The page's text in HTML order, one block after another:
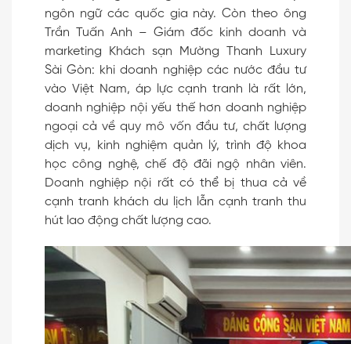
ngôn ngữ các quốc gia này. Còn theo ông
Trần Tuấn Anh – Giám đốc kinh doanh và
marketing Khách sạn Mường Thanh Luxury
Sài Gòn: khi doanh nghiệp các nước đầu tư
vào Việt Nam, áp lực cạnh tranh là rất lớn,
doanh nghiệp nội yếu thế hơn doanh nghiệp
ngoại cả về quy mô vốn đầu tư, chất lượng
dịch vụ, kinh nghiệm quản lý, trình độ khoa
học công nghệ, chế độ đãi ngộ nhân viên.
Doanh nghiệp nội rất có thể bị thua cả về
cạnh tranh khách du lịch lẫn cạnh tranh thu
hút lao động chất lượng cao.